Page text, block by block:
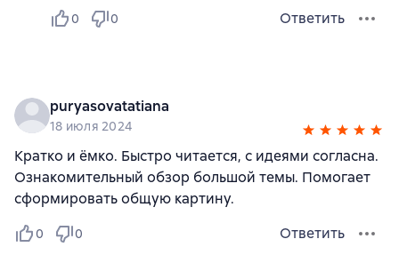
0 0 Ответить
puryasovatatiana
18 июля 2024
Кратко и ёмко. Быстро читается, с идеями согласна.
Ознакомительный обзор большой темы. Помогает
сформировать общую картину.
0 0 Ответить